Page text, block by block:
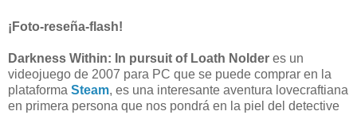
¡Foto-reseña-flash!
Darkness Within: In pursuit of Loath Nolder es un
videojuego de 2007 para PC que se puede comprar en la
plataforma Steam, es una interesante aventura lovecraftiana
en primera persona que nos pondrá en la piel del detective